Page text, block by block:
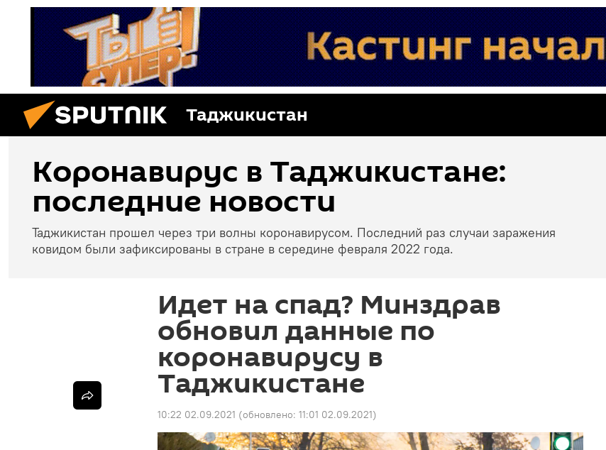
Таджикистан
Коронавирус в Таджикистане:
последние новости
Таджикистан прошел через три волны коронавирусом. Последний раз случаи заражения
ковидом были зафиксированы в стране в середине февраля 2022 года.
Идет на спад? Минздрав
обновил данные по
коронавирусу в
Таджикистане
10:22 02.09.2021 (обновлено: 11:01 02.09.2021)